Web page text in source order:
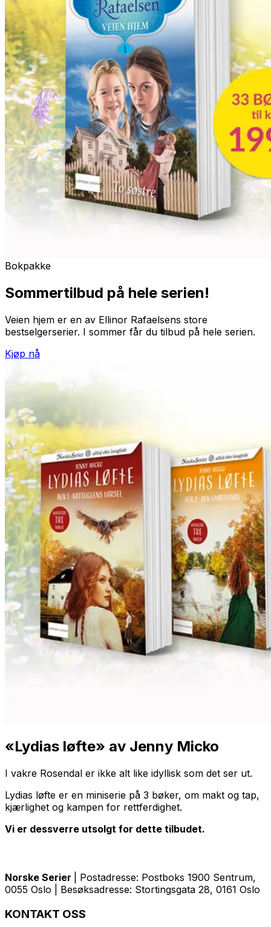
Bokpakke
Sommertilbud på hele serien!
Veien hjem er en av Ellinor Rafaelsens store
bestselgerserier. I sommer får du tilbud på hele serien.
Kjøp nå
«Lydias løfte» av Jenny Micko
I vakre Rosendal er ikke alt like idyllisk som det ser ut.
Lydias løfte er en miniserie på 3 bøker, om makt og tap,
kjærlighet og kampen for rettferdighet.
Vi er dessverre utsolgt for dette tilbudet.
Norske Serier
| Postadresse: Postboks 1900 Sentrum,
0055 Oslo | Besøksadresse: Stortingsgata 28, 0161 Oslo
KONTAKT OSS